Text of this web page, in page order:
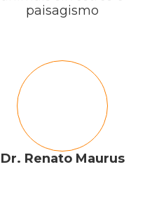
paisagismo
Dr. Renato Maurus